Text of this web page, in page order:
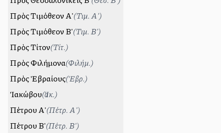
Πρὸς Τιμόθεον Α'(Τιμ. Α')
Πρὸς Τιμόθεον Β'(Τιμ. Β')
Πρὸς Τίτον(Τίτ.)
Πρὸς Φιλήμονα(Φιλήμ.)
Πρὸς Ἑβραίους(Ἑβρ.)
Ἰακώβου(Ἰακ.)
Πέτρου Α'(Πέτρ. Α')
Πέτρου Β'(Πέτρ. Β')